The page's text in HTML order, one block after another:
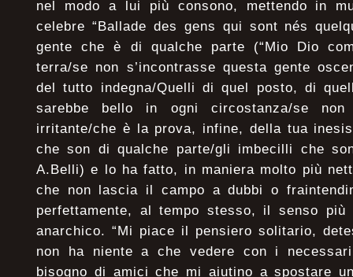
nel modo a lui più consono, mettendo in
celebre “Ballade des gens qui sont nés
gente che è di qualche parte (“Mio Dio
terra/se non s’incontrasse questa gente
del tutto indegna/Quelli di quel posto, di
sarebbe bello in ogni circostanza/se
irritante/che è la prova, infine, della tua
che son di qualche parte/gli imbecilli che
A.Belli) e lo ha fatto, in maniera molto più
che non lascia il campo a dubbi o
perfettamente, al tempo stesso, il senso
anarchico. “Mi piace il pensiero solitario,
non ha niente a che vedere con i
bisogno di amici che mi aiutino a spostare